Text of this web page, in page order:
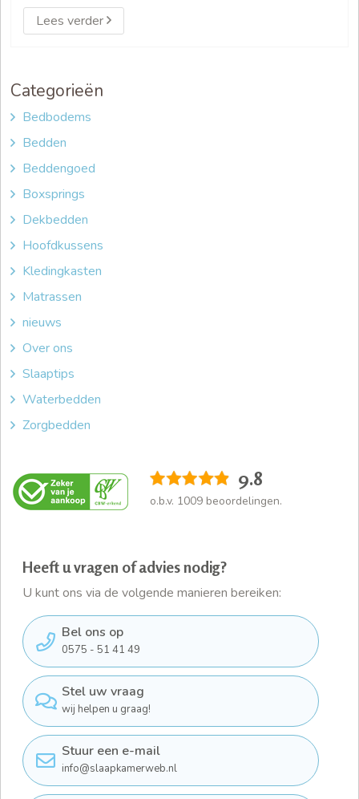
Categorieën
Bedbodems
Bedden
Beddengoed
Boxsprings
Dekbedden
Hoofdkussens
Kledingkasten
Matrassen
nieuws
Over ons
Slaaptips
Waterbedden
Zorgbedden
9.8
o.b.v. 1009 beoordelingen.
Heeft u vragen of advies nodig?
U kunt ons via de volgende manieren bereiken:
Bel ons op
0575 - 51 41 49
Stel uw vraag
wij helpen u graag!
Stuur een e-mail
info@slaapkamerweb.nl
Lees verder